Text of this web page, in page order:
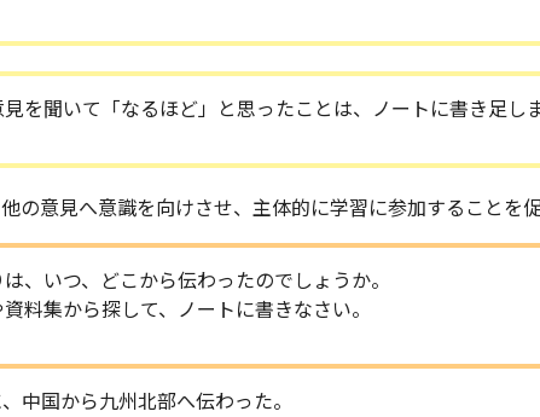
を聞いて「なるほど」と思ったことは、ノートに書き足しま
の意見へ意識を向けさせ、主体的に学習に参加することを促
、いつ、どこから伝わったのでしょうか。
料集から探して、ノートに書きなさい。
中国から九州北部へ伝わった。